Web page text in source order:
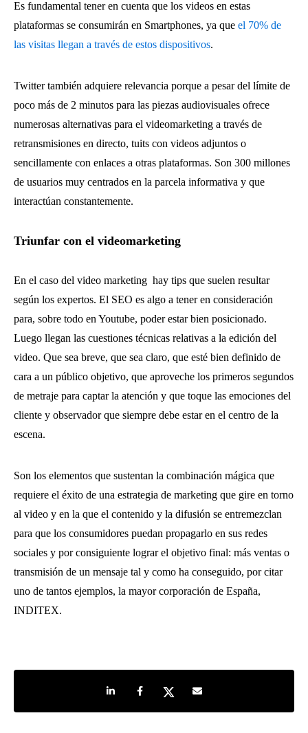
Es fundamental tener en cuenta que los videos en estas
plataformas se consumirán en Smartphones, ya que el 70% de
las visitas llegan a través de estos dispositivos.
Twitter también adquiere relevancia porque a pesar del límite de
poco más de 2 minutos para las piezas audiovisuales ofrece
numerosas alternativas para el videomarketing a través de
retransmisiones en directo, tuits con videos adjuntos o
sencillamente con enlaces a otras plataformas. Son 300 millones
de usuarios muy centrados en la parcela informativa y que
interactúan constantemente.
Triunfar con el videomarketing
En el caso del video marketing hay tips que suelen resultar
según los expertos. El SEO es algo a tener en consideración
para, sobre todo en Youtube, poder estar bien posicionado.
Luego llegan las cuestiones técnicas relativas a la edición del
video. Que sea breve, que sea claro, que esté bien definido de
cara a un público objetivo, que aproveche los primeros segundos
de metraje para captar la atención y que toque las emociones del
cliente y observador que siempre debe estar en el centro de la
escena.
Son los elementos que sustentan la combinación mágica que
requiere el éxito de una estrategia de marketing que gire en torno
al video y en la que el contenido y la difusión se entremezclan
para que los consumidores puedan propagarlo en sus redes
sociales y por consiguiente lograr el objetivo final: más ventas o
transmisión de un mensaje tal y como ha conseguido, por citar
uno de tantos ejemplos, la mayor corporación de España,
INDITEX.
Share on LinkedIn
Share on Facebook
Share on TwitterShare by e-mail